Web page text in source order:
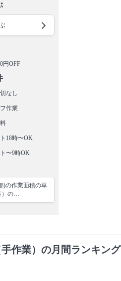
円OFF
なし
作業
18時〜OK
〜9時OK
)の作業面積の草
）の…
作業）の月間ランキング